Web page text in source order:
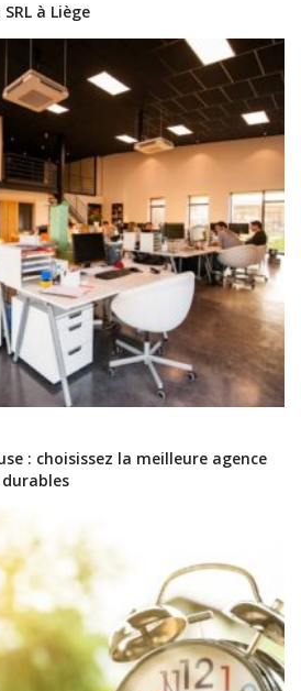
à Liège
: choisissez la meilleure agence